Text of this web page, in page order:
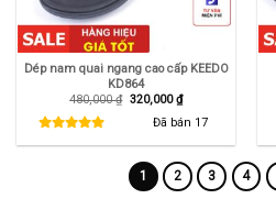
Dép nam quai ngang cao cấp KEEDO
KD864
480,000₫ Giá
480,000 ₫.
320,000₫Giá
hiện
tại
là:
320,000 ₫.
Đã bán 17
1 2 3 4